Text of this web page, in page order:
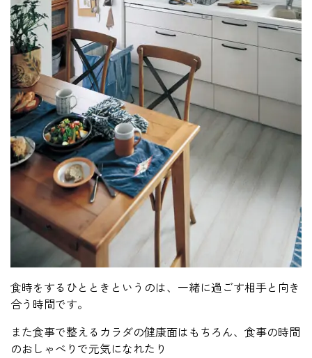
食時をするひとときというのは、一緒に過ごす相手と向き
合う時間です。
また食事で整えるカラダの健康面はもちろん、食事の時間
のおしゃべりで元気になれたり